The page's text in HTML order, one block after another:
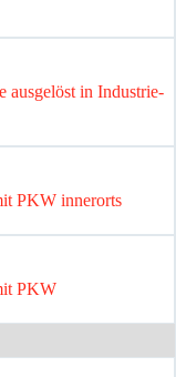
aus­ge­löst in Indus­trie­
PKW inner­orts
PKW